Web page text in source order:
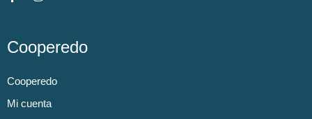
Cooperedo
Cooperedo
Mi cuenta